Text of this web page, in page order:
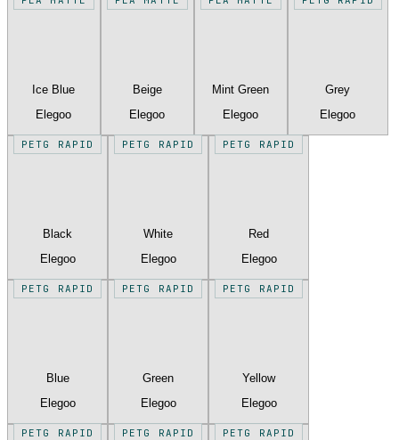
Ice Blue
Elegoo
Beige
Elegoo
Mint Green
Elegoo
Grey
Elegoo
PETG RAPID
Black
Elegoo
PETG RAPID
White
Elegoo
PETG RAPID
Red
Elegoo
PETG RAPID
Blue
Elegoo
PETG RAPID
Green
Elegoo
PETG RAPID
Yellow
Elegoo
PETG RAPID PETG RAPID PETG RAPID